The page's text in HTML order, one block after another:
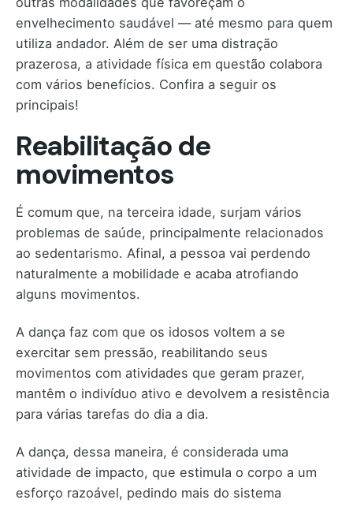
envelhecimento saudável — até mesmo para quem
utiliza andador. Além de ser uma distração
prazerosa, a atividade física em questão colabora
com vários benefícios. Confira a seguir os
principais!
Reabilitação de
movimentos
É comum que, na terceira idade, surjam vários
problemas de saúde, principalmente relacionados
ao sedentarismo. Afinal, a pessoa vai perdendo
naturalmente a mobilidade e acaba atrofiando
alguns movimentos.
A dança faz com que os idosos voltem a se
exercitar sem pressão, reabilitando seus
movimentos com atividades que geram prazer,
mantêm o indivíduo ativo e devolvem a resistência
para várias tarefas do dia a dia.
A dança, dessa maneira, é considerada uma
atividade de impacto, que estimula o corpo a um
esforço razoável, pedindo mais do sistema